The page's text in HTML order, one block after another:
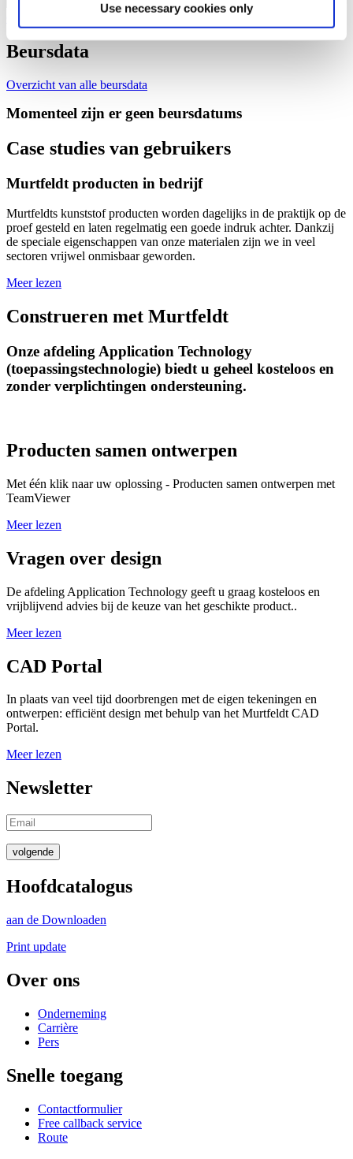
Use necessary cookies only
Beursdata
Overzicht van alle beursdata
Momenteel zijn er geen beursdatums
Case studies van gebruikers
Murtfeldt producten in bedrijf
Murtfeldts kunststof producten worden dagelijks in de praktijk op de
proef gesteld en laten regelmatig een goede indruk achter. Dankzij
de speciale eigenschappen van onze materialen zijn we in veel
sectoren vrijwel onmisbaar geworden.
Meer lezen
Construeren met Murtfeldt
Onze afdeling Application Technology
(toepassingstechnologie) biedt u geheel kosteloos en
zonder verplichtingen ondersteuning.
Producten samen ontwerpen
Met één klik naar uw oplossing - Producten samen ontwerpen met
TeamViewer
Meer lezen
Vragen over design
De afdeling Application Technology geeft u graag kosteloos en
vrijblijvend advies bij de keuze van het geschikte product..
Meer lezen
CAD Portal
In plaats van veel tijd doorbrengen met de eigen tekeningen en
ontwerpen: efficiënt design met behulp van het Murtfeldt CAD
Portal.
Meer lezen
Newsletter
volgende
Hoofdcatalogus
aan de Downloaden
Print update
Over ons
Onderneming
Carrière
Pers
Snelle toegang
Contactformulier
Free callback service
Route